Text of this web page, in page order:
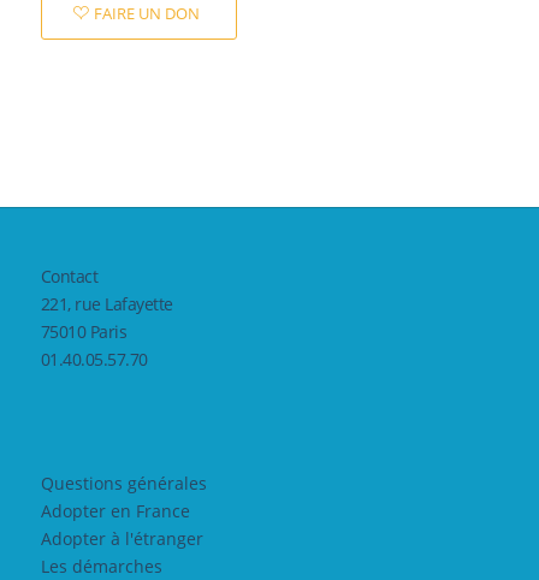
FAIRE UN DON
Contact
221, rue Lafayette
75010 Paris
01.40.05.57.70
Questions générales
Adopter en France
Adopter à l'étranger
Les démarches